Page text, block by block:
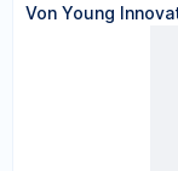
Von Young